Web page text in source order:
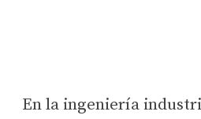
En la ingeniería